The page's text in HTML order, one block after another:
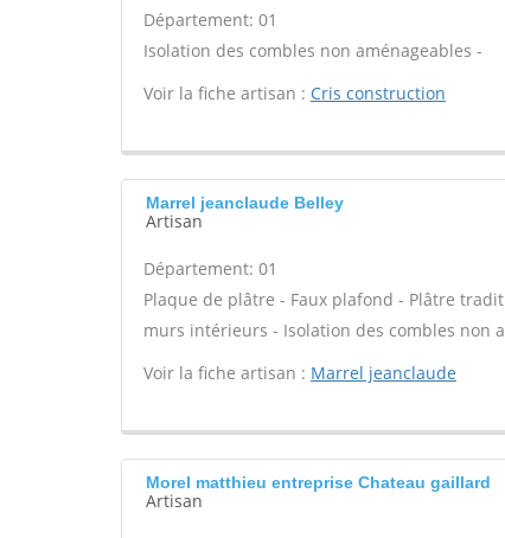
Département: 01
Isolation des combles non aménageables -
Voir la fiche artisan : Cris construction
Marrel jeanclaude Belley
Artisan
Département: 01
Plaque de plâtre - Faux plafond - Plâtre
murs intérieurs - Isolation des combles non
Voir la fiche artisan : Marrel jeanclaude
Morel matthieu entreprise Chateau gaillard
Artisan